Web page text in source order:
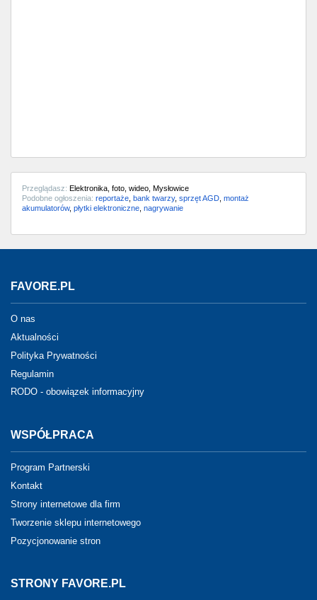
Przeglądasz: Elektronika, foto, wideo, Mysłowice
Podobne ogłoszenia: reportaże bank twarzy, sprzęt AGD montaż
akumulatorów, płytki elektroniczne nagrywanie
FAVORE.PL
O nas
Aktualności
Polityka Prywatności
Regulamin
RODO - obowiązek informacyjny
WSPÓŁPRACA
Program Partnerski
Kontakt
Strony internetowe dla firm
Tworzenie sklepu internetowego
Pozycjonowanie stron
STRONY FAVORE.PL